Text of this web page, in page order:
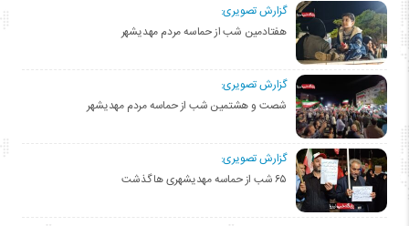
گزارش تصویری:
هفتادمین شب از حماسه مردم مهدیشهر
گزارش تصویری:
شصت و هشتمین شب از حماسه مردم مهدیشهر
گزارش تصویری:
۶۵ شب از حماسه مهدیشهری ها گذشت